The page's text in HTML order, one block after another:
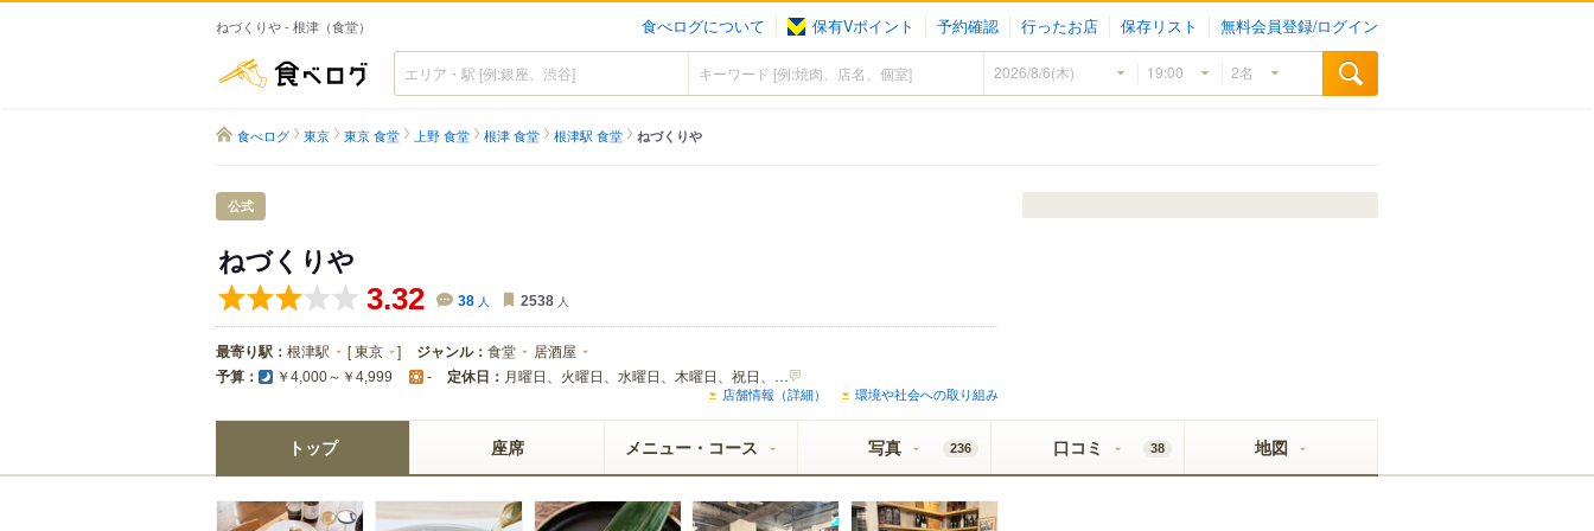
ねづくりや - 根津（食堂） 食べログについて 保有Vポイント 予約確認 行ったお店 保存リスト 無料会員登録/ログイン
食べログ
食べログ 東京 東京 食堂 上野 食堂 根津 食堂 根津駅 食堂 ねづくりや
公式
ねづくりや
3.32 38 人 2538 人
最寄り駅： 根津駅 [東京 ] ジャンル： 食堂 居酒屋
予算： ￥4,000～￥4,999 - 定休日： 月曜日、火曜日、水曜日、木曜日、祝日、祝前日、祝後日
店舗情報（詳細） 環境や社会への取り組み
トップ 座席 メニュー・コース 写真 236 口コミ 38 地図